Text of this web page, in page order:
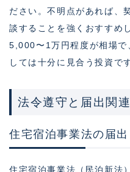
ださい。不明点があれば、
談することを強くおすすめ
5,000〜1万円程度が相場で
しては十分に見合う投資で
法令遵守と届出関
住宅宿泊事業法の届
住宅宿泊事業法（民泊新法